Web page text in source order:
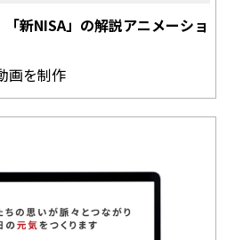
新NISA」の解説アニメーショ
画を制作